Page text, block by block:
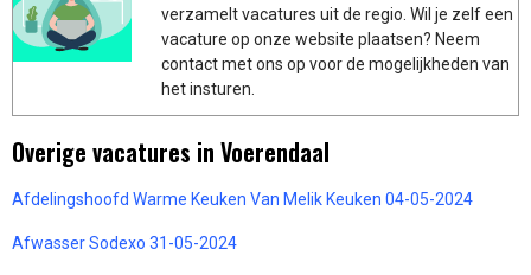
verzamelt vacatures uit de regio. Wil je zelf een
vacature op onze website plaatsen? Neem
contact met ons op voor de mogelijkheden van
het insturen.
Overige vacatures in Voerendaal
Afdelingshoofd Warme Keuken Van Melik Keuken 04-05-2024
Afwasser Sodexo 31-05-2024